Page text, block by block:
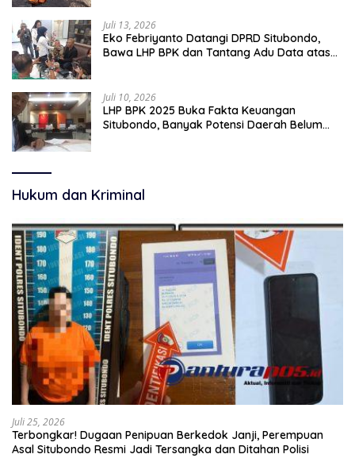
Juli 13, 2026
Eko Febriyanto Datangi DPRD Situbondo,
Bawa LHP BPK dan Tantang Adu Data atas
Juli 10, 2026
LHP BPK 2025 Buka Fakta Keuangan
Situbondo, Banyak Potensi Daerah Belum
Hukum dan Kriminal
Juli 25, 2026
Terbongkar! Dugaan Penipuan Berkedok Janji, Perempuan
Asal Situbondo Resmi Jadi Tersangka dan Ditahan Polisi